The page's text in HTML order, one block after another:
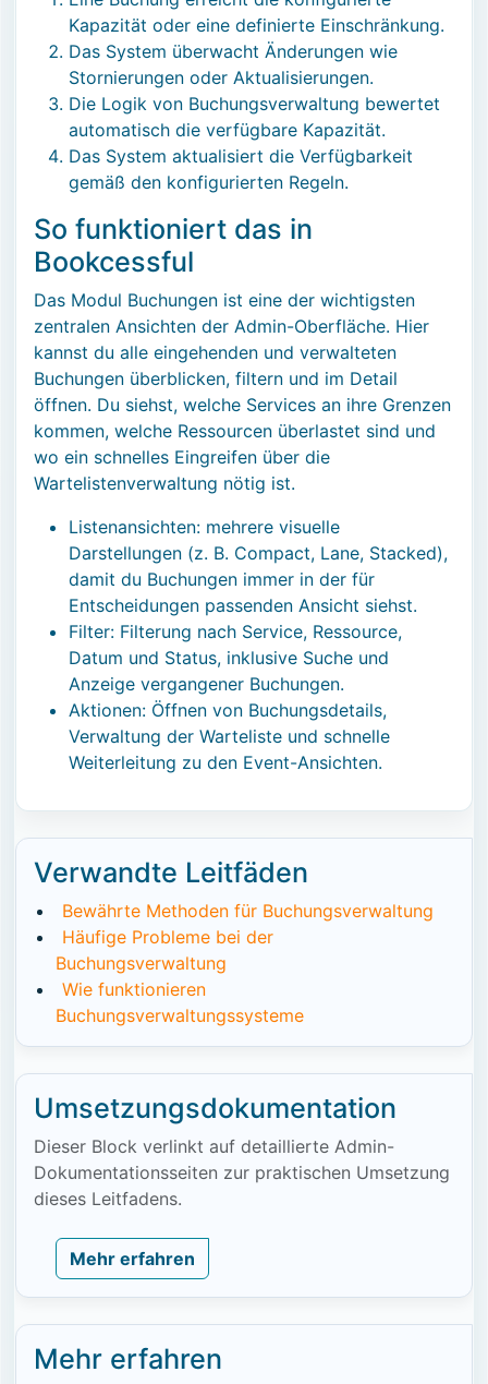
Kapazität oder eine definierte Einschränkung.
Das System überwacht Änderungen wie
Stornierungen oder Aktualisierungen.
Die Logik von Buchungsverwaltung bewertet
automatisch die verfügbare Kapazität.
Das System aktualisiert die Verfügbarkeit
gemäß den konfigurierten Regeln.
So funktioniert das in
Bookcessful
Das Modul Buchungen ist eine der wichtigsten
zentralen Ansichten der Admin-Oberfläche. Hier
kannst du alle eingehenden und verwalteten
Buchungen überblicken, filtern und im Detail
öffnen. Du siehst, welche Services an ihre Grenzen
kommen, welche Ressourcen überlastet sind und
wo ein schnelles Eingreifen über die
Wartelistenverwaltung nötig ist.
Listenansichten: mehrere visuelle
Darstellungen (z. B. Compact, Lane, Stacked),
damit du Buchungen immer in der für
Entscheidungen passenden Ansicht siehst.
Filter: Filterung nach Service, Ressource,
Datum und Status, inklusive Suche und
Anzeige vergangener Buchungen.
Aktionen: Öffnen von Buchungsdetails,
Verwaltung der Warteliste und schnelle
Weiterleitung zu den Event-Ansichten.
Verwandte Leitfäden
Bewährte Methoden für Buchungsverwaltung
Häufige Probleme bei der
Buchungsverwaltung
Wie funktionieren
Buchungsverwaltungssysteme
Umsetzungsdokumentation
Dieser Block verlinkt auf detaillierte Admin-
Dokumentationsseiten zur praktischen Umsetzung
dieses Leitfadens.
Mehr erfahren
Mehr erfahren